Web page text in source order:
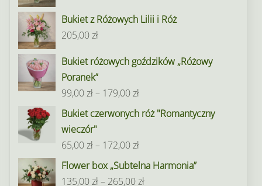
od
do
Bukiet z Różowych Lilii i Róż
205,00zł
Bukiet różowych goździków „Różowy
Poranek”
99,00zł– 179,00złZakres
cen:
179,00 zł
Bukiet czerwonych róż "Romantyczny
wieczór"
65,00zł– 172,00złZakres
cen:
od
Flower box „Subtelna Harmonia”
135,00zł– 265,00złZakres